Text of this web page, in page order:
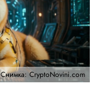
Снимка: CryptoNovini.com